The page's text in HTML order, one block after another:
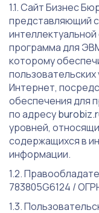
Сайт Бизнес
представляющий
программа для
которому
Интернет,
обеспечения для
по адресу
уровней,
содержащихся в
информации.
783805G6124 /